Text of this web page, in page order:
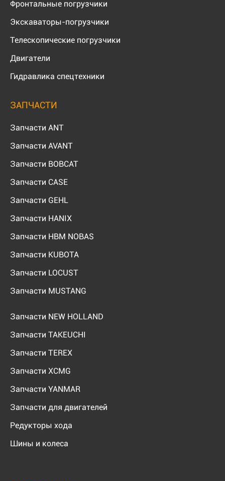
Фронтальные погрузчики
Экскаваторы-погрузчики
Телескопические погрузчики
Двигатели
Гидравлика спецтехники
ЗАПЧАСТИ
Запчасти ANT
Запчасти AVANT
Запчасти BOBCAT
Запчасти CASE
Запчасти GEHL
Запчасти HANIX
Запчасти HBM NOBAS
Запчасти KUBOTA
Запчасти LOCUST
Запчасти MUSTANG
Запчасти NEW HOLLAND
Запчасти TAKEUCHI
Запчасти TEREX
Запчасти XCMG
Запчасти YANMAR
Запчасти для двигателей
Редукторы хода
Шины и колеса